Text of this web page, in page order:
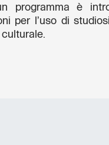
programma è
per l’uso di